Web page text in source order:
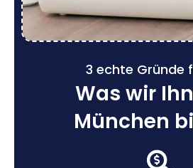
3 echte Gründe
Was wir
München